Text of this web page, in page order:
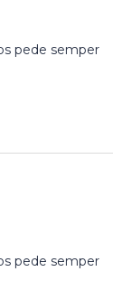
pede semper
pede semper